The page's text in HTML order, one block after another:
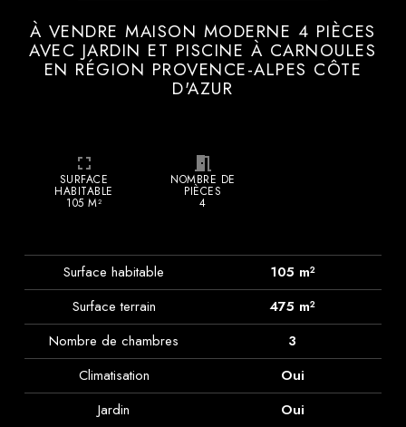
À VENDRE MAISON MODERNE 4 PIÈCES
AVEC JARDIN ET PISCINE À CARNOULES
EN RÉGION PROVENCE-ALPES CÔTE
D'AZUR
fullscreen
SURFACE
HABITABLE
105 M²
meeting_room
NOMBRE DE
PIÈCES
4
Surface habitable
105 m²
Surface terrain
475 m²
Nombre de chambres
3
Climatisation
Oui
Jardin
Oui